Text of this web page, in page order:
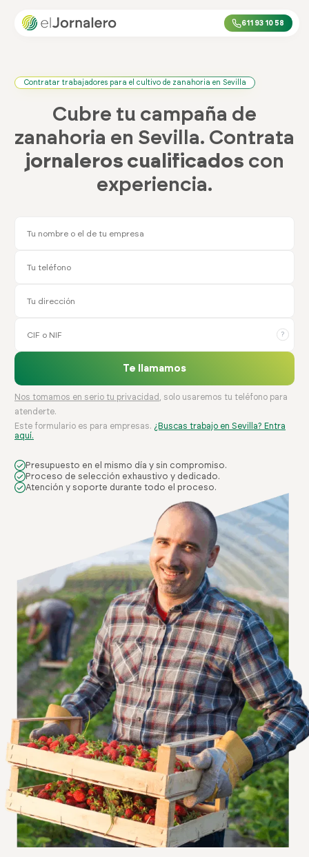
611 93 10 58
Contratar trabajadores para el cultivo de zanahoria en Sevilla
Cubre tu campaña de
zanahoria en Sevilla. Contrata
jornaleros cualificados con
experiencia.
?
Te llamamos
Nos tomamos en serio tu privacidad
, solo usaremos tu teléfono para
atenderte.
Este formulario es para empresas. ¿Buscas trabajo en Sevilla? Entra
aquí.
Presupuesto en el mismo día y sin compromiso.
Proceso de selección exhaustivo y dedicado.
Atención y soporte durante todo el proceso.